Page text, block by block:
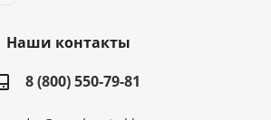
Наши контакты
8 (800) 550-79-81